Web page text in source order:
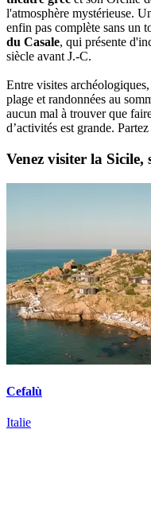
l'atmosphère mystérieuse.
enfin pas complète sans un
du Casale, qui présente
siècle avant J.-C.
Entre visites
plage et randonnées au
aucun mal à trouver que
d’activités est grande.
Venez visiter la
Cefalù
Italie